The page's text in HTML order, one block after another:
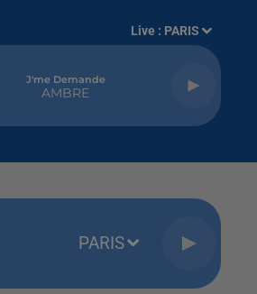
Live : PARIS
J'me Demande
AMBRE
PARIS